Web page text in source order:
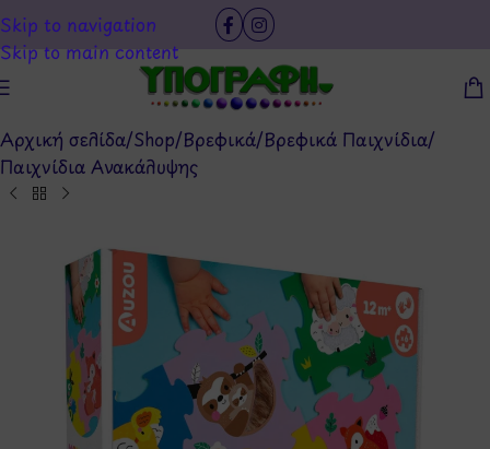
Skip to navigation
Skip to main content
Αρχική σελίδα/Shop/Βρεφικά/Βρεφικά Παιχνίδια/
Παιχνίδια Ανακάλυψης